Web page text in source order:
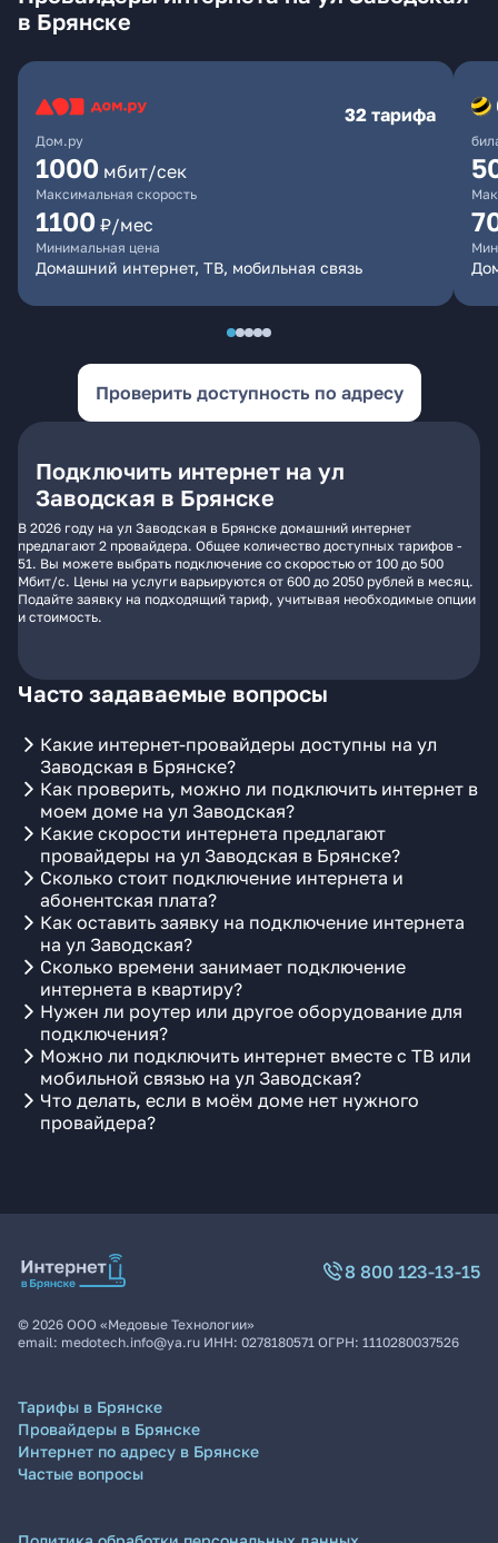
в Брянске
Дом.ру
32 тарифа
1000 мбит/сек
Максимальная скорость
1100 ₽/мес
Минимальная цена
Домашний интернет, ТВ, мобильная связь
Проверить доступность по адресу
Подключить интернет на ул
Заводская в Брянске
В 2026 году на ул Заводская в Брянске домашний интернет
предлагают 2 провайдера. Общее количество доступных тарифов -
51. Вы можете выбрать подключение со скоростью от 100 до 500
Мбит/с. Цены на услуги варьируются от 600 до 2050 рублей в месяц.
Подайте заявку на подходящий тариф, учитывая необходимые опции
и стоимость.
Часто задаваемые вопросы
Какие интернет-провайдеры доступны на ул
Заводская в Брянске?
Как проверить, можно ли подключить интернет в
моем доме на ул Заводская?
Какие скорости интернета предлагают
провайдеры на ул Заводская в Брянске?
Сколько стоит подключение интернета и
абонентская плата?
Как оставить заявку на подключение интернета
на ул Заводская?
Сколько времени занимает подключение
интернета в квартиру?
Нужен ли роутер или другое оборудование для
подключения?
Можно ли подключить интернет вместе с ТВ или
мобильной связью на ул Заводская?
Что делать, если в моём доме нет нужного
провайдера?
8 800 123-13-15
© 2026 ООО «Медовые Технологии»
email: medotech.info@ya.ru ИНН: 0278180571 ОГРН: 1110280037526
Тарифы в Брянске
Провайдеры в Брянске
Интернет по адресу в Брянске
Частые вопросы